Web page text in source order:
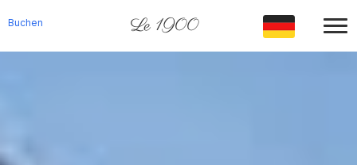
Buchen Le 1900